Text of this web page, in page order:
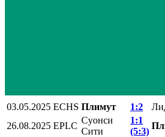
03.05.2025 ECHS Плимут 1:2
26.08.2025 EPLC
Суонси
Сити
1:1
(5:3)